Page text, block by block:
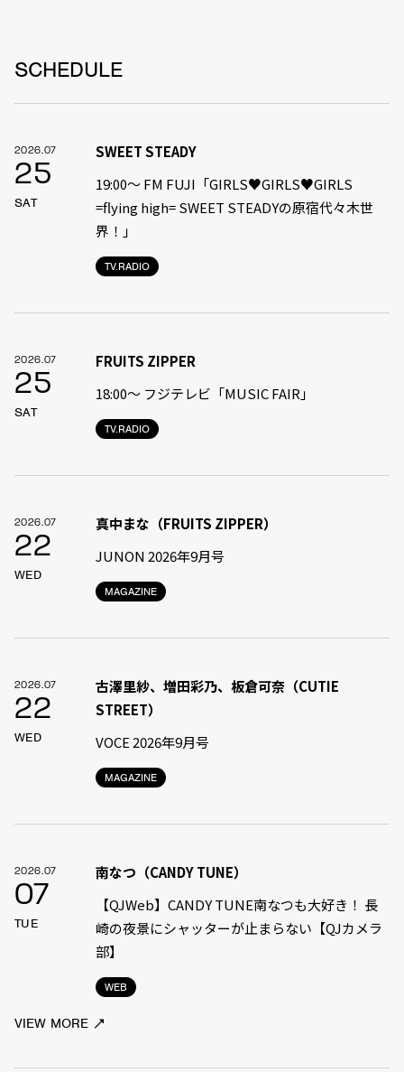
SCHEDULE
2026.07
25
SAT
TV.RADIO
SWEET STEADY
19:00〜 FM FUJI「GIRLS♥GIRLS♥GIRLS
=flying high= SWEET STEADYの原宿代々木世
界！」
2026.07
25
SAT
TV.RADIO
FRUITS ZIPPER
18:00〜 フジテレビ「MUSIC FAIR」
2026.07
22
WED
MAGAZINE
真中まな（FRUITS ZIPPER）
JUNON 2026年9月号
2026.07
22
WED
MAGAZINE
古澤里紗、増田彩乃、板倉可奈（CUTIE
STREET）
VOCE 2026年9月号
2026.07
07
TUE
WEB
南なつ（CANDY TUNE）
【QJWeb】CANDY TUNE南なつも大好き！ 長
崎の夜景にシャッターが止まらない【QJカメラ
部】
VIEW MORE